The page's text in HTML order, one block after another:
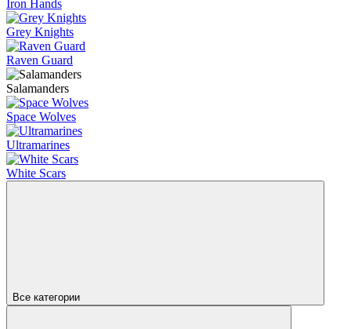
Iron Hands
Grey Knights
Raven Guard
Salamanders
Space Wolves
Ultramarines
White Scars
Все категории